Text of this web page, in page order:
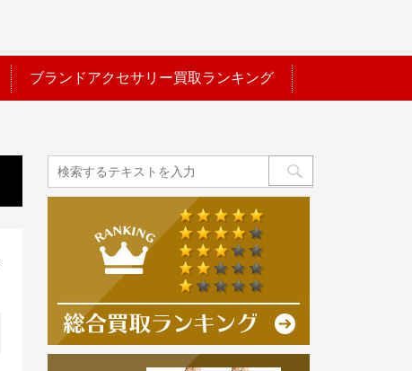
ブランドアクセサリー買取ランキング